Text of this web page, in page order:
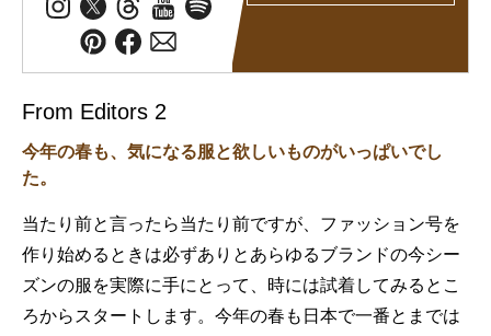
From Editors 2
今年の春も、気になる服と欲しいものがいっぱいでし
た。
当たり前と言ったら当たり前ですが、ファッション号を
作り始めるときは必ずありとあらゆるブランドの今シー
ズンの服を実際に手にとって、時には試着してみるとこ
ろからスタートします。今年の春も日本で一番とまでは